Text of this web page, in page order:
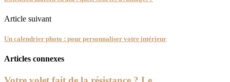
Article suivant
Un calendrier photo : pour personnaliser votre intérieur
Articles connexes